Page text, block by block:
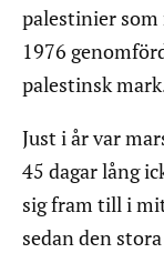
palestinier som
1976
palestinsk
Just i år var
45 dagar lång
sig fram till i
sedan den